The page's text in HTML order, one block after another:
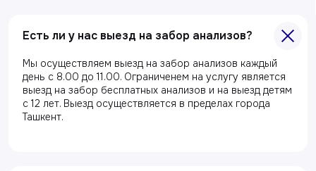
Есть ли у нас выезд на забор анализов?
Мы осуществляем выезд на забор анализов каждый
день с 8.00 до 11.00. Ограниченем на услугу является
выезд на забор бесплатных анализов и на выезд детям
с 12 лет. Выезд осуществляется в пределах города
Ташкент.
Главная
О клиники
Акции